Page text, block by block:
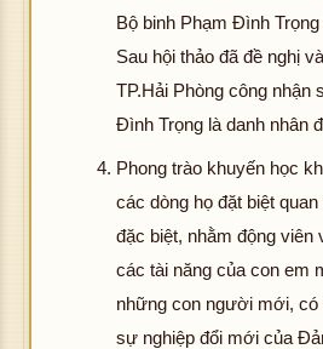
Bộ binh Phạm Đình
Sau hội thảo đã đề nghị
TP.Hải Phòng công nhận
Đình Trọng là danh nhân
Phong trào khuyến học
các dòng họ đặt biệt
đặc biệt, nhằm động viên
các tài năng của con em
những con người mới,
sự nghiệp đổi mới của